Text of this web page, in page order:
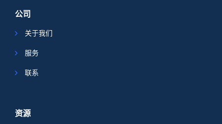
公司
关于我们
服务
联系
资源